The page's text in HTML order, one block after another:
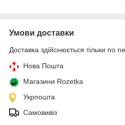
Умови доставки
Доставка здійснюється тільки по
Нова Пошта
Магазини Rozetka
Укрпошта
Самовивіз